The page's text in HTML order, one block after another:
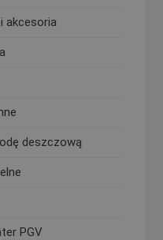
akcesoria
deszczową
PGV